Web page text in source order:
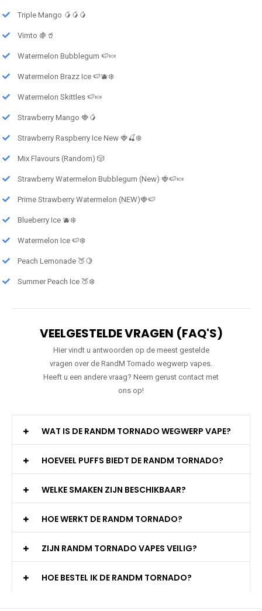
Triple Mango 🥭🥭🥭
Vimto 🍇🥤
Watermelon Bubblegum 🍉🍬
Watermelon Brazz Ice 🍉🫐❄️
Watermelon Skittles 🍉🍬
Strawberry Mango 🍓🥭
Strawberry Raspberry Ice New 🍓🍒❄️
Mix Flavours (Random) 🎲
Strawberry Watermelon Bubblegum (New) 🍓🍉🍬
Prime Strawberry Watermelon (NEW)🍓🍉
Blueberry Ice 🫐❄️
Watermelon Ice 🍉❄️
Peach Lemonade 🍑🍋
Summer Peach Ice 🍑❄️
VEELGESTELDE VRAGEN (FAQ'S)
Hier vindt u antwoorden op de meest gestelde
vragen over de RandM Tornado wegwerp vapes.
Heeft u een andere vraag? Neem gerust contact met
ons op!
WAT IS DE RANDM TORNADO WEGWERP VAPE?
HOEVEEL PUFFS BIEDT DE RANDM TORNADO?
WELKE SMAKEN ZIJN BESCHIKBAAR?
HOE WERKT DE RANDM TORNADO?
ZIJN RANDM TORNADO VAPES VEILIG?
HOE BESTEL IK DE RANDM TORNADO?